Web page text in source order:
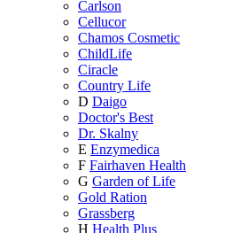
Carlson
Cellucor
Chamos Cosmetic
ChildLife
Ciracle
Country Life
D Daigo
Doctor's Best
Dr. Skalny
E Enzymedica
F Fairhaven Health
G Garden of Life
Gold Ration
Grassberg
H Health Plus